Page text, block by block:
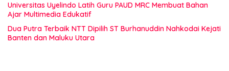
Universitas Uyelindo Latih Guru PAUD MRC Membuat Bahan
Ajar Multimedia Edukatif
Dua Putra Terbaik NTT Dipilih ST Burhanuddin Nahkodai Kejati
Banten dan Maluku Utara